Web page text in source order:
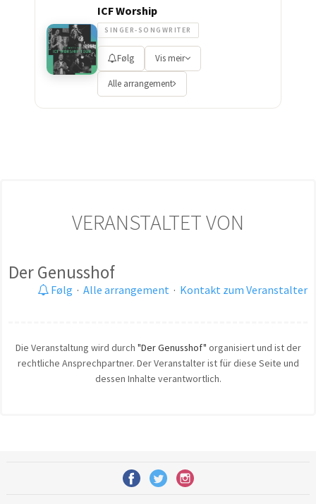
ICF Worship
SINGER-SONGWRITER
Følg Vis meir
Alle arrangement
VERANSTALTET VON
Der Genusshof
Følg · Alle arrangement · Kontakt zum Veranstalter
Die Veranstaltung wird durch "Der Genusshof" organisiert und ist der
rechtliche Ansprechpartner. Der Veranstalter ist für diese Seite und
dessen Inhalte verantwortlich.